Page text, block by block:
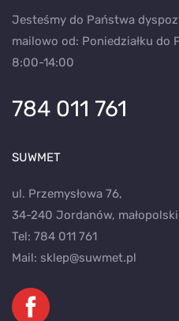
Jesteśmy do Państwa
mailowo od: Poniedziałku do
8:00-14:00
784 011 761
SUWMET
ul. Przemysłowa 76,
34-240 Jordanów,
Tel: 784 011 761
Mail: sklep@suwmet.pl